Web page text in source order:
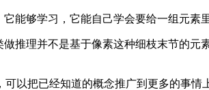
够学习，它能自己学会要给一组元素
理并不是基于像素这种细枝末节的元
把已经知道的概念推广到更多的事情